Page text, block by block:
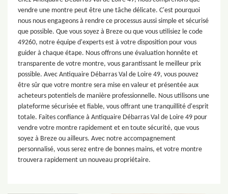
vendre une montre peut être une tâche délicate. C'est pourquoi
nous nous engageons à rendre ce processus aussi simple et sécurisé
que possible. Que vous soyez à Breze ou que vous utilisiez le code
49260, notre équipe d'experts est à votre disposition pour vous
guider à chaque étape. Nous offrons une évaluation honnête et
transparente de votre montre, vous garantissant le meilleur prix
possible. Avec Antiquaire Débarras Val de Loire 49, vous pouvez
être sûr que votre montre sera mise en valeur et présentée aux
acheteurs potentiels de manière professionnelle. Nous utilisons une
plateforme sécurisée et fiable, vous offrant une tranquillité d'esprit
totale. Faites confiance à Antiquaire Débarras Val de Loire 49 pour
vendre votre montre rapidement et en toute sécurité, que vous
soyez à Breze ou ailleurs. Avec notre accompagnement
personnalisé, vous serez entre de bonnes mains, et votre montre
trouvera rapidement un nouveau propriétaire.